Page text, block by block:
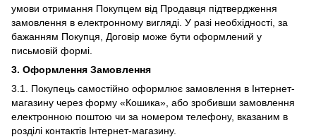
умови отримання Покупцем від Продавця підтвердження
замовлення в електронному вигляді. У разі необхідності, за
бажанням Покупця, Договір може бути оформлений у
письмовій формі.
3. Оформлення Замовлення
3.1. Покупець самостійно оформлює замовлення в Інтернет-
магазину через форму «Кошика», або зробивши замовлення
електронною поштою чи за номером телефону, вказаним в
розділі контактів Інтернет-магазину.